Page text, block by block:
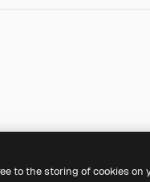
to the storing of cookies on